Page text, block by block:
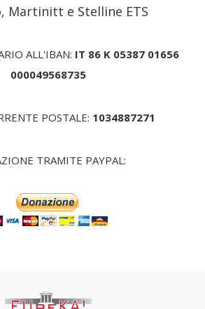
Martinitt e Stelline ETS
ALL'IBAN: IT 86 K 05387 01656
000049568735
POSTALE: 1034887271
TRAMITE PAYPAL: